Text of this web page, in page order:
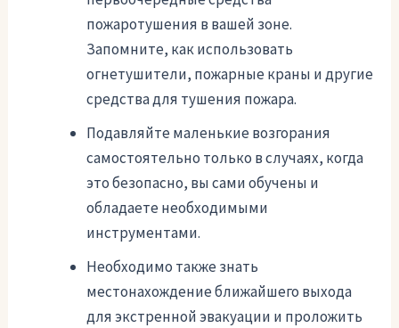
пожаротушения в вашей зоне.
Запомните, как использовать
огнетушители, пожарные краны и другие
средства для тушения пожара.
Подавляйте маленькие возгорания
самостоятельно только в случаях, когда
это безопасно, вы сами обучены и
обладаете необходимыми
инструментами.
Необходимо также знать
местонахождение ближайшего выхода
для экстренной эвакуации и проложить